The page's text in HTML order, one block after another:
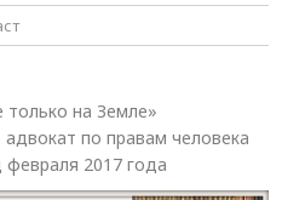
на Земле»
по правам человека
2017 года